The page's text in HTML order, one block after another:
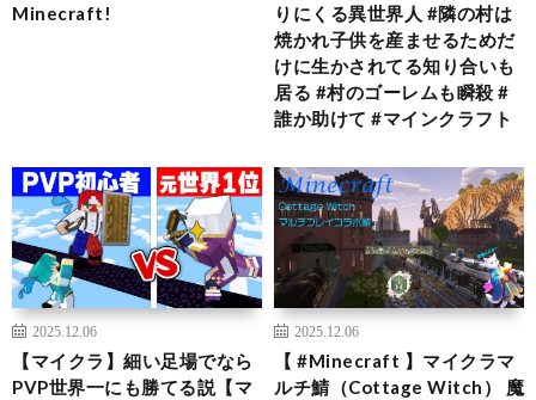
Minecraft!
りにくる異世界人 #隣の村は
焼かれ子供を産ませるためだ
けに生かされてる知り合いも
居る #村のゴーレムも瞬殺 #
誰か助けて #マインクラフト
2025.12.06
【マイクラ】細い足場でなら
PVP世界一にも勝てる説【マ
2025.12.06
【 #Minecraft 】マイクラマ
ルチ鯖（Cottage Witch） 魔